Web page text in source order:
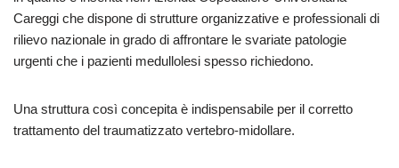
Careggi che dispone di strutture organizzative e professionali di
rilievo nazionale in grado di affrontare le svariate patologie
urgenti che i pazienti medullolesi spesso richiedono.
Una struttura così concepita è indispensabile per il corretto
trattamento del traumatizzato vertebro-midollare.